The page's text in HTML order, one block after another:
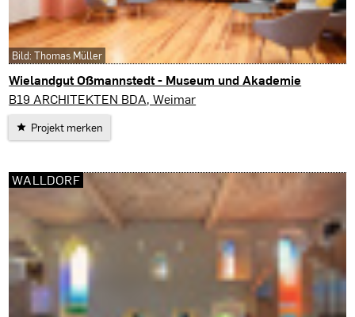
Wielandgut Oßmannstedt - Museum und Akademie
Ilmtal-Weinstraße
B19 ARCHITEKTEN BDA, Weimar
Projekt merken
Bild: Thomas Müller
WALLDORF